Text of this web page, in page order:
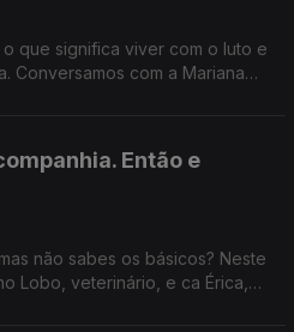
que significa viver com o luto e
Conversamos com a Mariana
Então e
não sabes os básicos? Neste
Lobo, veterinário, e ca Érica,